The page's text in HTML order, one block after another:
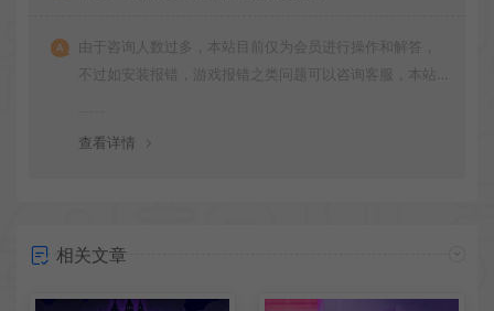
由于咨询人数过多，本站目前仅为会员进行操作和解答，
不过如安装报错，游戏报错之类问题可以咨询客服，本站
查看详情
相关文章